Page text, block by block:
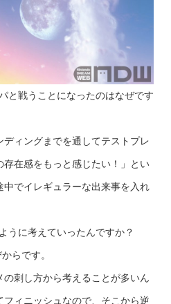
戦うことになったのはなぜです
ィングまでを通してテストプレ
在感をもっと感じたい！」とい
中でイレギュラーな出来事を入れ
に考えていったんですか？
らです。
刺し方から考えることが多いん
ィニッシュなので、そこから逆